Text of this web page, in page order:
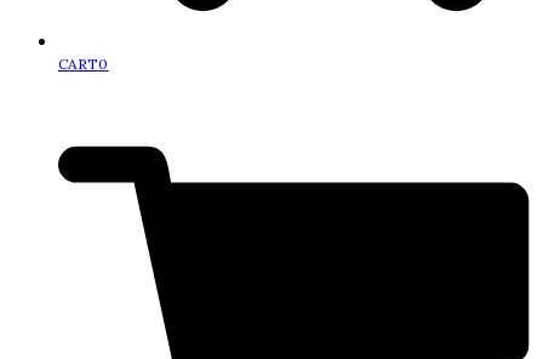
CART0